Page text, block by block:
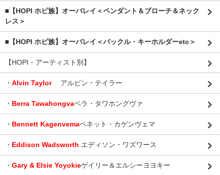
■【HOPI ホピ族】オーバレイ＜ペンダント＆ブローチ＆ネック
レス＞
■【HOPI ホピ族】オーバレイ＜バックル・キーホルダーetc＞
【HOPI・アーティスト別】
・ Alvin Taylor アルビン・テイラー
・ Berra Tawahongvaベラ・タワホングヴァ
・ Bennett Kagenvemaベネット・カゲンヴェマ
・ Eddison Wadsworth エディソン・ワズワース
・ Gary & Elsie Yoyokieゲイリー＆エルシーヨヨキー